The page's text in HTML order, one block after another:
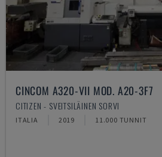
CINCOM A320-VII MOD. A20-3F7
CITIZEN - SVEITSILÄINEN SORVI
ITALIA 2019 11.000 TUNNIT